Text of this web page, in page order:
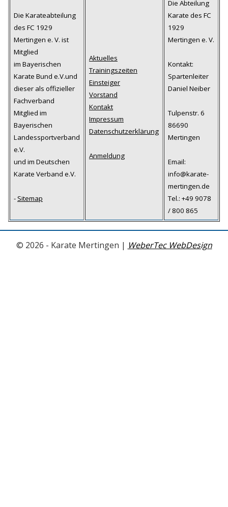
Die Karateabteilung
des FC 1929
Mertingen e. V. ist
Mitglied
im Bayerischen
Karate Bund e.V.und
dieser als offizieller
Fachverband
Mitglied im
Bayerischen
Landessportverband
e.V.
und im Deutschen
Karate Verband e.V.
-Sitemap
Aktuelles
Trainingszeiten
Einsteiger
Vorstand
Kontakt
Impressum
Datenschutzerklärung
Anmeldung
Die Abteilung
Karate des FC
1929
Mertingen e. V.
Kontakt:
Spartenleiter
Daniel Neiber
Tulpenstr. 6
86690
Mertingen
Email:
info@karate-
mertingen.de
Tel.: +49 9078
/ 800 865
© 2026 - Karate Mertingen | WeberTec WebDesign